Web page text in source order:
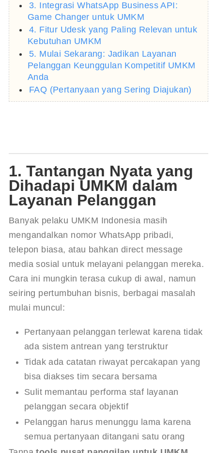
3. Integrasi WhatsApp Business API:
Game Changer untuk UMKM
4. Fitur Udesk yang Paling Relevan untuk
Kebutuhan UMKM
5. Mulai Sekarang: Jadikan Layanan
Pelanggan Keunggulan Kompetitif UMKM
Anda
FAQ (Pertanyaan yang Sering Diajukan)
1. Tantangan Nyata yang
Dihadapi UMKM dalam
Layanan Pelanggan
Banyak pelaku UMKM Indonesia masih
mengandalkan nomor WhatsApp pribadi,
telepon biasa, atau bahkan direct message
media sosial untuk melayani pelanggan mereka.
Cara ini mungkin terasa cukup di awal, namun
seiring pertumbuhan bisnis, berbagai masalah
mulai muncul:
Pertanyaan pelanggan terlewat karena tidak
ada sistem antrean yang terstruktur
Tidak ada catatan riwayat percakapan yang
bisa diakses tim secara bersama
Sulit memantau performa staf layanan
pelanggan secara objektif
Pelanggan harus menunggu lama karena
semua pertanyaan ditangani satu orang